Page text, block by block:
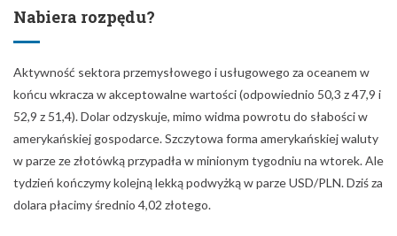
Nabiera rozpędu?
Aktywność sektora przemysłowego i usługowego za oceanem w
końcu wkracza w akceptowalne wartości (odpowiednio 50,3 z 47,9 i
52,9 z 51,4). Dolar odzyskuje, mimo widma powrotu do słabości w
amerykańskiej gospodarce. Szczytowa forma amerykańskiej waluty
w parze ze złotówką przypadła w minionym tygodniu na wtorek. Ale
tydzień kończymy kolejną lekką podwyżką w parze USD/PLN. Dziś za
dolara płacimy średnio 4,02 złotego.